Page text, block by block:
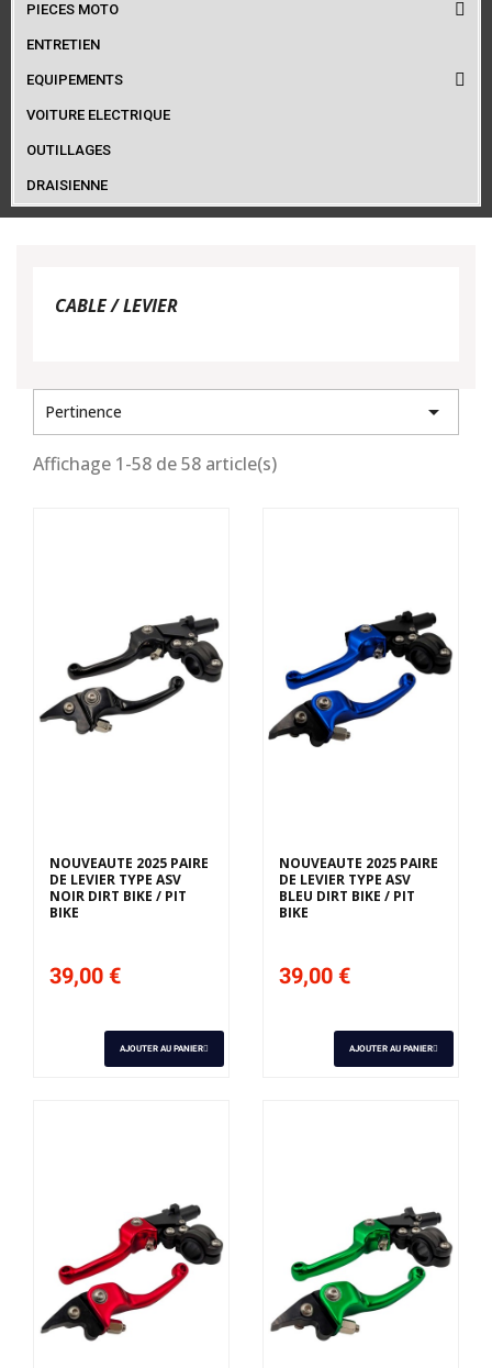
PIECES MOTO
ENTRETIEN
EQUIPEMENTS
VOITURE ELECTRIQUE
OUTILLAGES
DRAISIENNE
CABLE / LEVIER
Pertinence 
Affichage 1-58 de 58 article(s)
NOUVEAUTE 2025 PAIRE
DE LEVIER TYPE ASV
NOIR DIRT BIKE / PIT
BIKE
39,00 €
AJOUTER AU PANIER
NOUVEAUTE 2025 PAIRE
DE LEVIER TYPE ASV
BLEU DIRT BIKE / PIT
BIKE
39,00 €
AJOUTER AU PANIER